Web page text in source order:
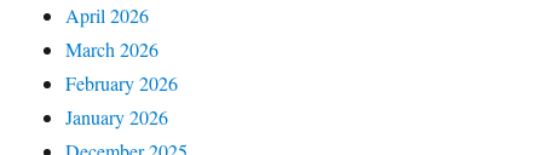
April 2026
March 2026
February 2026
January 2026